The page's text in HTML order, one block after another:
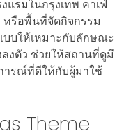
แรมในกรุงเทพ คาเฟ่
รือพื้นที่จัดกิจกรรม
บบให้เหมาะกับลักษณะ
งตัว ช่วยให้สถานที่ดูมี
ารณ์ที่ดีให้กับผู้มาใช้
Theme